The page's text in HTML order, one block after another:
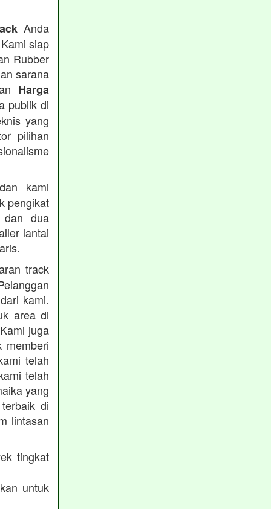
Anda
siap
Rubber
sarana
Harga
publik di
yang
pilihan
kami
pengikat
dan dua
lantai
track
kami.
area di
juga
memberi
telah
telah
yang
di
lintasan
tingkat
untuk